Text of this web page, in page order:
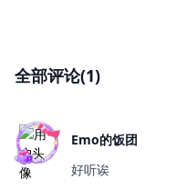
全部评论(1)
Emo的饭团
好听诶